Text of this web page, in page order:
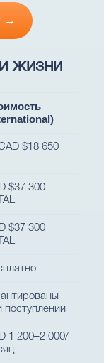
→
жизни
$18 650
$37 300
$37 300
поступлении
1 200–2 000/